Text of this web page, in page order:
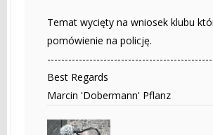
Temat wycięty na wniosek klubu
pomówienie na policję.
Best Regards
Marcin 'Dobermann' Pflanz